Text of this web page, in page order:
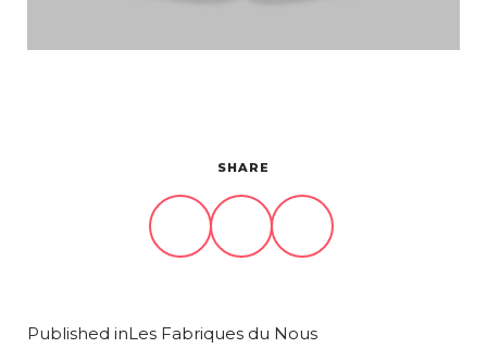
Contact
SHARE
Published inLes Fabriques du Nous